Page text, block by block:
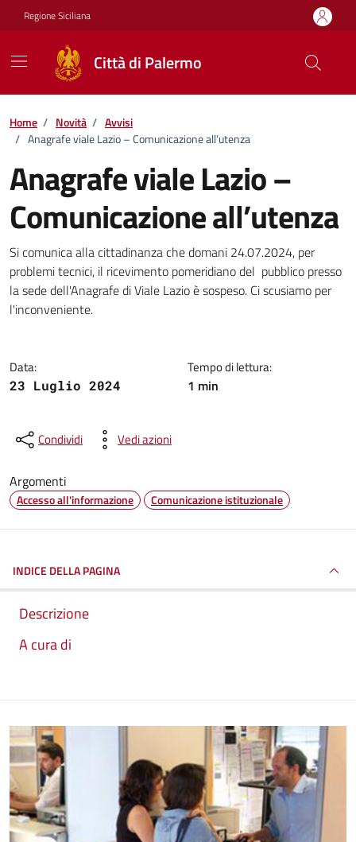
Vai ai contenuti
Vai al footer
Regione Siciliana
Città di Palermo
Home / Novità / Avvisi
/ Anagrafe viale Lazio – Comunicazione all’utenza
Anagrafe viale Lazio –
Comunicazione all’utenza
Dettagli della notizia
Si comunica alla cittadinanza che domani 24.07.2024, per
problemi tecnici, il ricevimento pomeridiano del pubblico presso
la sede dell'Anagrafe di Viale Lazio è sospeso. Ci scusiamo per
l'inconveniente.
Data:
23 Luglio 2024
Tempo di lettura:
1 min
Condividi Vedi azioni
Argomenti
Accesso all'informazione Comunicazione istituzionale
INDICE DELLA PAGINA
Descrizione
A cura di